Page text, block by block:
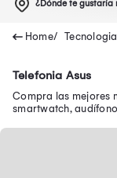
¿Dónde te gustaría
Tecnologia
Telefonia Asus
Compra las mejores
smartwatch,